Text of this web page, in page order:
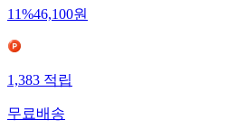
11%46,100원
1,383 적립
무료배송